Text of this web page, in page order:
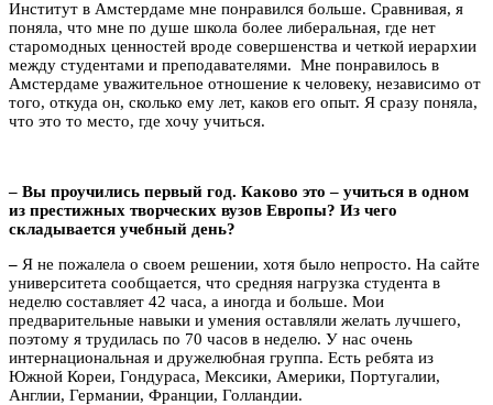
Институт в Амстердаме мне понравился больше. Сравнивая, я
поняла, что мне по душе школа более либеральная, где нет
старомодных ценностей вроде совершенства и четкой иерархии
между студентами и преподавателями. Мне понравилось в
Амстердаме уважительное отношение к человеку, независимо от
того, откуда он, сколько ему лет, каков его опыт. Я сразу поняла,
что это то место, где хочу учиться.
– Вы проучились первый год. Каково это – учиться в одном
из престижных творческих вузов Европы? Из чего
складывается учебный день?
– Я не пожалела о своем решении, хотя было непросто. На сайте
университета сообщается, что средняя нагрузка студента в
неделю составляет 42 часа, а иногда и больше. Мои
предварительные навыки и умения оставляли желать лучшего,
поэтому я трудилась по 70 часов в неделю. У нас очень
интернациональная и дружелюбная группа. Есть ребята из
Южной Кореи, Гондураса, Мексики, Америки, Португалии,
Англии, Германии, Франции, Голландии.